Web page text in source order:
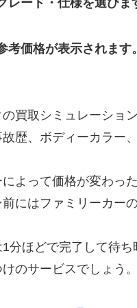
考価格が表示されます。
の買取シミュレーショ
歴、ボディーカラー
によって価格が変わっ
にはファミリーカー
1分ほどで完了して待
のサービスでしょう。